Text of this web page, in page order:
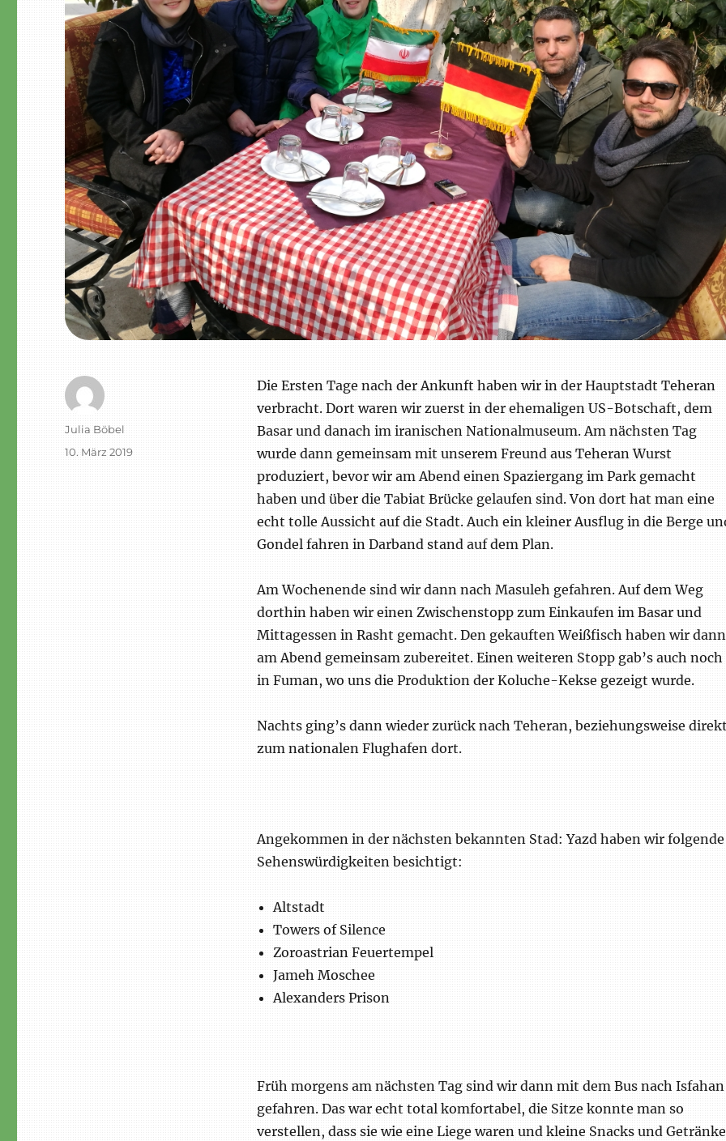
Die Ersten Tage nach der Ankunft haben wir in der Hauptstadt Teheran
verbracht. Dort waren wir zuerst in der ehemaligen US-Botschaft, dem
Basar und danach im iranischen Nationalmuseum. Am nächsten Tag
wurde dann gemeinsam mit unserem Freund aus Teheran Wurst
produziert, bevor wir am Abend einen Spaziergang im Park gemacht
haben und über die Tabiat Brücke gelaufen sind. Von dort hat man eine
echt tolle Aussicht auf die Stadt. Auch ein kleiner Ausflug in die Berge
Gondel fahren in Darband stand auf dem Plan.
Am Wochenende sind wir dann nach Masuleh gefahren. Auf dem Weg
dorthin haben wir einen Zwischenstopp zum Einkaufen im Basar und
Mittagessen in Rasht gemacht. Den gekauften Weißfisch haben wir dann
am Abend gemeinsam zubereitet. Einen weiteren Stopp gab’s auch noch
in Fuman, wo uns die Produktion der Koluche-Kekse gezeigt wurde.
Nachts ging’s dann wieder zurück nach Teheran, beziehungsweise
zum nationalen Flughafen dort.
Angekommen in der nächsten bekannten Stad: Yazd haben wir folgende
Sehenswürdigkeiten besichtigt:
Altstadt
Towers of Silence
Zoroastrian Feuertempel
Jameh Moschee
Alexanders Prison
Früh morgens am nächsten Tag sind wir dann mit dem Bus nach Isfahan
gefahren. Das war echt total komfortabel, die Sitze konnte man so
verstellen, dass sie wie eine Liege waren und kleine Snacks und Getränke
Autor
Julia Böbel
Veröffentlicht
10. März 2019